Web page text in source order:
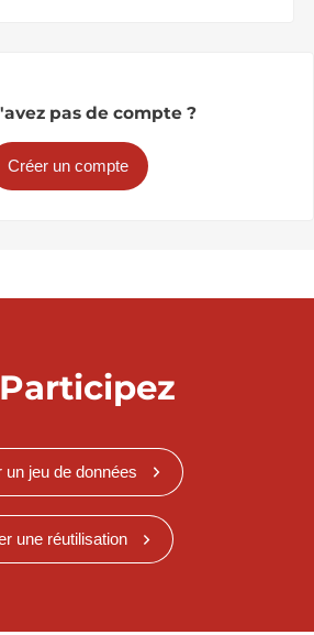
pas de compte ?
Créer un compte
Participez
un jeu de données
une réutilisation